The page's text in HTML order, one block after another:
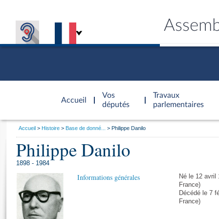
Accueil
d'accueil
Vos
députés
Travaux
parlementaires
Général
Vous
Accueil Histoire Base de donné... Philippe Danilo
Philippe Danilo
1898 - 1984
Informations générales
Né le 12 avril
France)
Décédé le 7
France)